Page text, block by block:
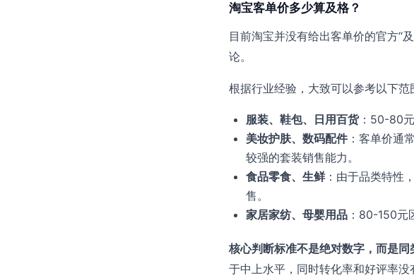
淘宝客单价多少算及格？
目前淘宝并没有给出客单价的官方“
论。
根据行业经验，大致可以参考以下范
服装、鞋包、日用百货：50-80元
美妆护肤、数码配件：客单价通
较强的套装销售能力。
食品零食、生鲜：由于品类特性
售。
家居家纺、母婴用品 ：80-150元
核心判断标准不是绝对数字，而是同
于中上水平，同时转化率和好评率